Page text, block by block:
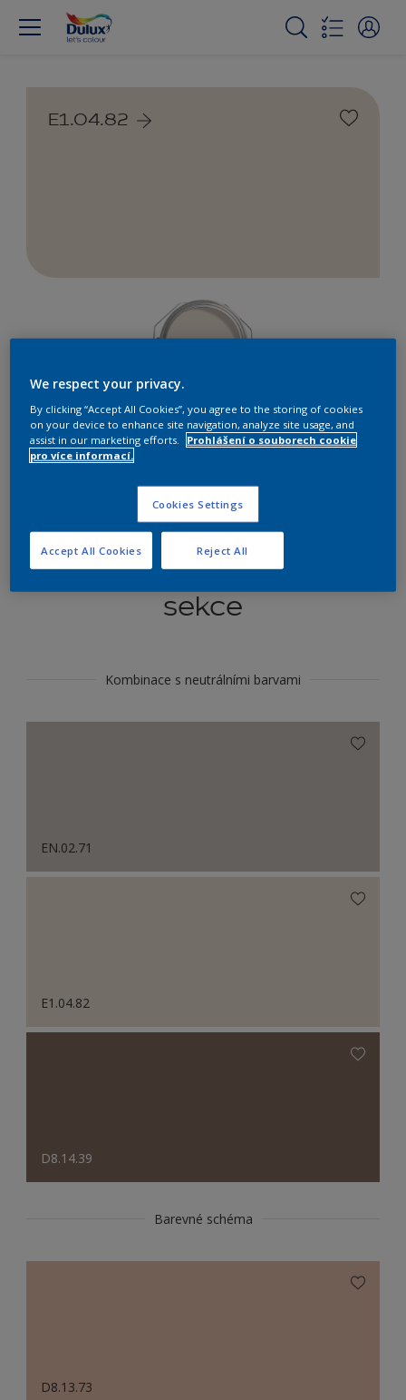
E1.04.82
Najít výrobek v tomto odstínu
Koordinovat barevné
sekce
Kombinace s neutrálními barvami
EN.02.71
E1.04.82
D8.14.39
Barevné schéma
D8.13.73
We respect your privacy.
By clicking “Accept All Cookies”, you agree to the storing of cookies
on your device to enhance site navigation, analyze site usage, and
assist in our marketing efforts.
Prohlášení o souborech cookie
pro více informací.
Cookies Settings
Reject All
Accept All Cookies